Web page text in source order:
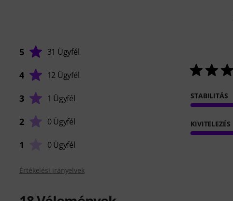
5 31 Ügyfél
4 12 Ügyfél
3 1 Ügyfél
2 0 Ügyfél
1 0 Ügyfél
STABILITÁS
KIVITELEZÉS
Értékelési irányelvek